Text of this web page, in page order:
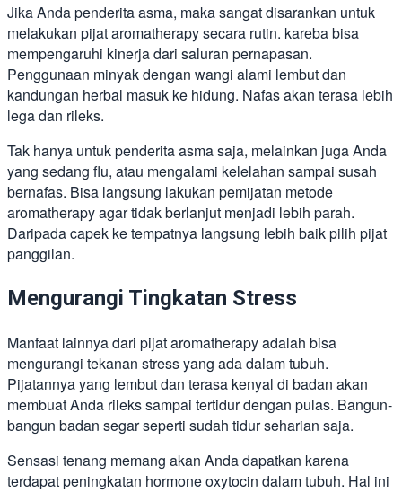
Jika Anda penderita asma, maka sangat disarankan untuk
melakukan pijat aromatherapy secara rutin. kareba bisa
mempengaruhi kinerja dari saluran pernapasan.
Penggunaan minyak dengan wangi alami lembut dan
kandungan herbal masuk ke hidung. Nafas akan terasa lebih
lega dan rileks.
Tak hanya untuk penderita asma saja, melainkan juga Anda
yang sedang flu, atau mengalami kelelahan sampai susah
bernafas. Bisa langsung lakukan pemijatan metode
aromatherapy agar tidak berlanjut menjadi lebih parah.
Daripada capek ke tempatnya langsung lebih baik pilih pijat
panggilan.
Mengurangi Tingkatan Stress
Manfaat lainnya dari pijat aromatherapy adalah bisa
mengurangi tekanan stress yang ada dalam tubuh.
Pijatannya yang lembut dan terasa kenyal di badan akan
membuat Anda rileks sampai tertidur dengan pulas. Bangun-
bangun badan segar seperti sudah tidur seharian saja.
Sensasi tenang memang akan Anda dapatkan karena
terdapat peningkatan hormone oxytocin dalam tubuh. Hal ini